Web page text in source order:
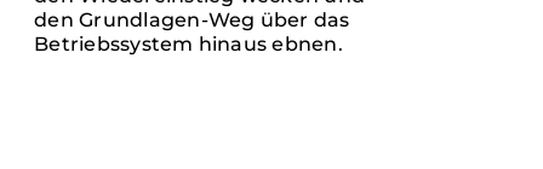
den Grundlagen-Weg über das
Betriebssystem hinaus ebnen.